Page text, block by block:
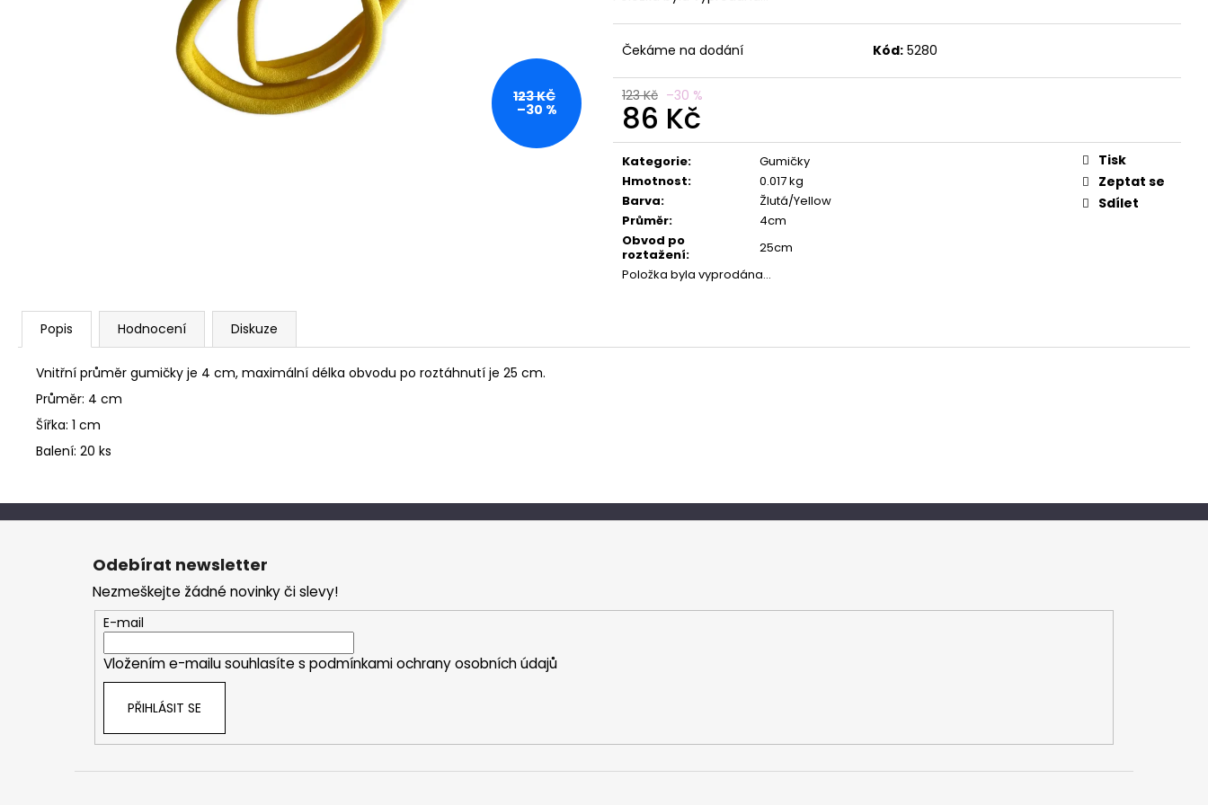
Čekáme na dodání Kód: 5280
123 Kč –30 %
86 Kč
Měrná
cena:
Kategorie:
Gumičky
Hmotnost:
0.017 kg
Barva:
Žlutá/Yellow
Průměr:
4cm
Obvod po
roztažení:
25cm
Položka byla vyprodána…
Tisk
Zeptat se
Sdílet
123 KČ
–30 %
Popis Hodnocení Diskuze
Vnitřní průměr gumičky je 4 cm, maximální délka obvodu po roztáhnutí je 25 cm.
Průměr: 4 cm
Šířka: 1 cm
Balení: 20 ks
Z
Odebírat newsletter
Nezmeškejte žádné novinky či slevy!
E-mail
Vložením e-mailu souhlasíte s podmínkami ochrany osobních údajů
PŘIHLÁSIT SE